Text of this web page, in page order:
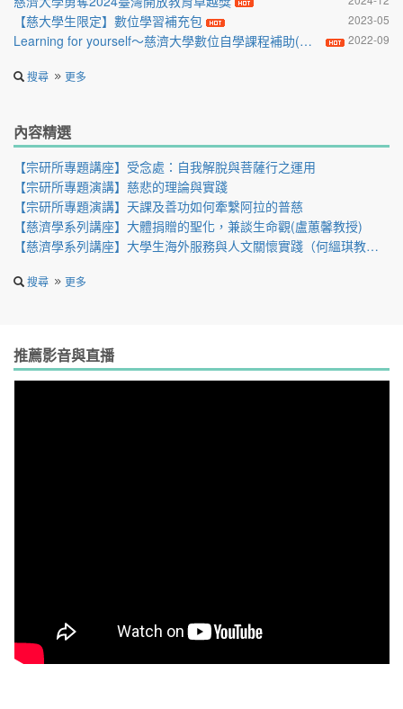
2023-05
【慈大學生限定】數位學習補充包
2022-09
Learning for yourself～慈濟大學數位自學課程補助(慈大學生限定)
搜尋 更多
內容精選
【宗研所專題講座】受念處：自我解脫與菩薩行之運用
【宗研所專題演講】慈悲的理論與實踐
【宗研所專題演講】天課及善功如何牽繫阿拉的普慈
【慈濟學系列講座】大體捐贈的聖化，兼談生命觀(盧蕙馨教授)
【慈濟學系列講座】大學生海外服務與人文關懷實踐（何縕琪教授）
搜尋 更多
推薦影音與直播